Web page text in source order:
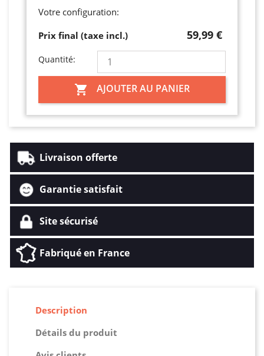
Votre configuration:
Prix final (taxe incl.)
59,99 €
Quantité:
 AJOUTER AU PANIER
Livraison offerte
Garantie satisfait
Site sécurisé
Fabriqué en France
Description
Détails du produit